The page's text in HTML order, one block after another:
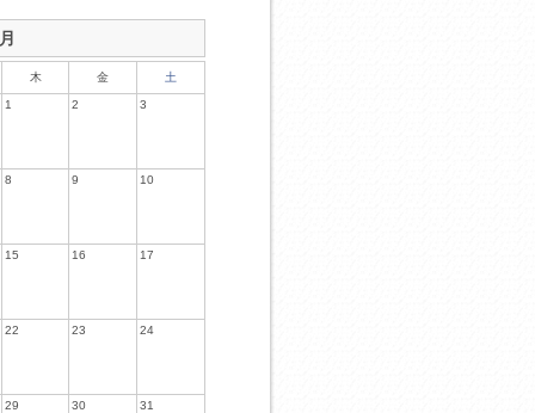
木 金 土
1 2 3
8 9 10
15 16 17
22 23 24
29 30 31